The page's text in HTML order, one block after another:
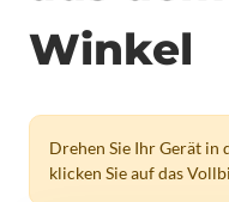
Winkel
Drehen Sie Ihr Gerät
klicken Sie auf das